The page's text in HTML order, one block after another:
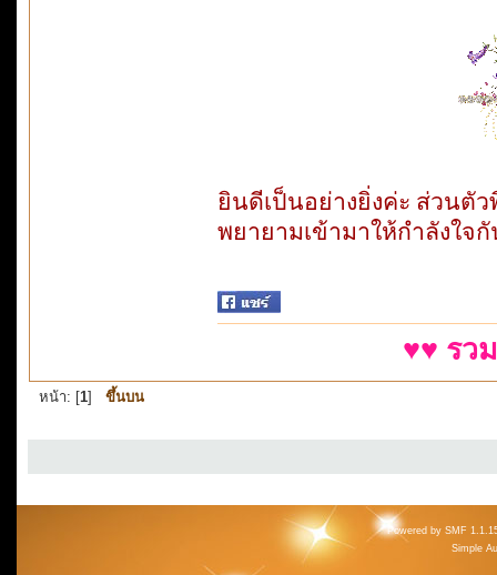
ยินดีเป็นอย่างยิ่งค่ะ ส่วนตัว
พยายามเข้ามาให้กำลังใจ
♥♥ รว
หน้า: [1] ขึ้นบน
Powered by SMF
Simple